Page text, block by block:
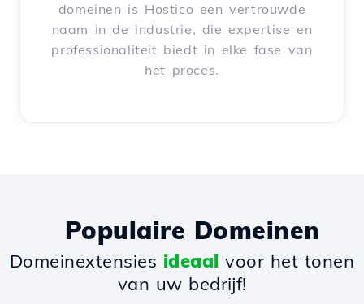
domeinen is Hostico een vertrouwde
naam in de industrie, die expertise en
professionaliteit biedt in elke fase van
het proces.
Populaire Domeinen
Domeinextensies ideaal voor het tonen
van uw bedrijf!